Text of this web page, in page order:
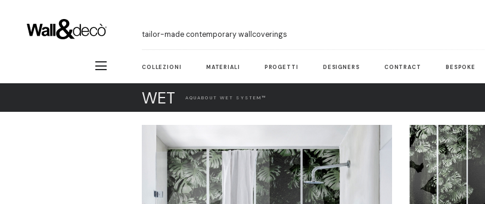
tailor-made contemporary wallcoverings
COLLEZIONI MATERIALI PROGETTI DESIGNERS CONTRACT BESPOKE
WET AQUABOUT WET SYSTEM™